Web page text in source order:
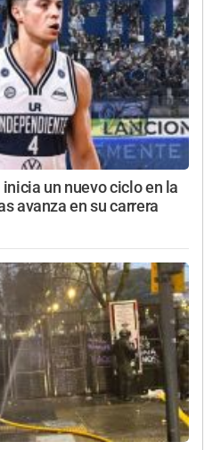
un nuevo ciclo en la
avanza en su carrera